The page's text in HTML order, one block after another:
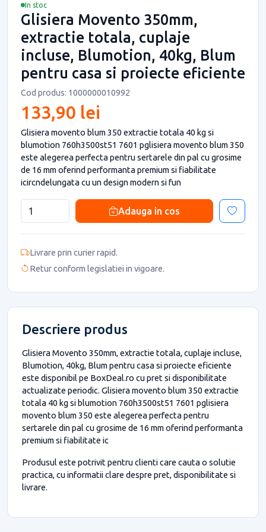
In stoc
Glisiera Movento 350mm,
extractie totala, cuplaje
incluse, Blumotion, 40kg, Blum
pentru casa si proiecte eficiente
Cod produs: 1000000010992
133,90 lei
Glisiera movento blum 350 extractie totala 40 kg si
blumotion 760h3500st51 7601 pglisiera movento blum 350
este alegerea perfecta pentru sertarele din pal cu grosime
de 16 mm oferind performanta premium si fiabilitate
icircndelungata cu un design modern si fun
Adauga in cos
Livrare prin curier rapid.
Retur conform legislatiei in vigoare.
Descriere produs
Glisiera Movento 350mm, extractie totala, cuplaje incluse,
Blumotion, 40kg, Blum pentru casa si proiecte eficiente
este disponibil pe BoxDeal.ro cu pret si disponibilitate
actualizate periodic. Glisiera movento blum 350 extractie
totala 40 kg si blumotion 760h3500st51 7601 pglisiera
movento blum 350 este alegerea perfecta pentru
sertarele din pal cu grosime de 16 mm oferind performanta
premium si fiabilitate ic
Produsul este potrivit pentru clienti care cauta o solutie
practica, cu informatii clare despre pret, disponibilitate si
livrare.